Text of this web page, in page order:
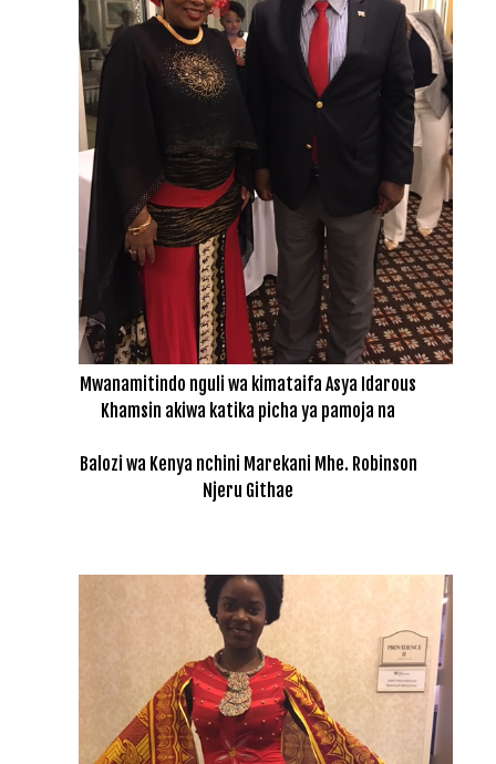
Mwanamitindo nguli wa kimataifa Asya Idarous
Khamsin akiwa katika picha ya pamoja na
Balozi wa Kenya nchini Marekani Mhe. Robinson
Njeru Githae